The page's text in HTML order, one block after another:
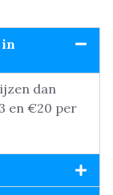
in
dan
en €20 per